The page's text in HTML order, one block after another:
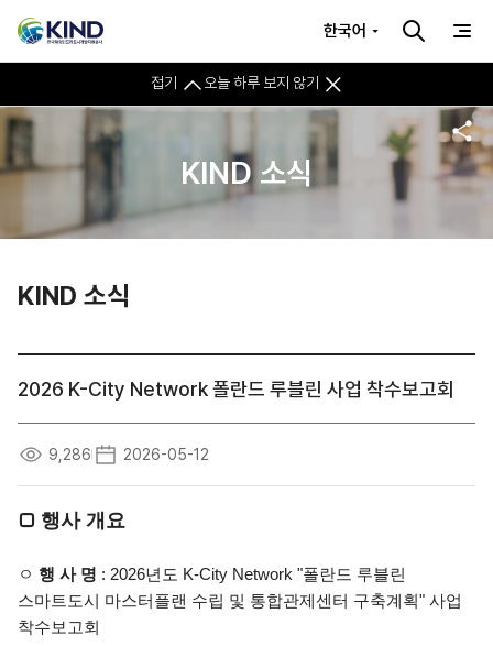
접기 오늘 하루 보지 않기
한국어
KIND 소식
KIND 소식
2026 K-City Network 폴란드 루블린 사업 착수보고회
9,286 2026-05-12
□ 행사 개요
ㅇ 행 사 명 : 2026년도 K-City Network "폴란드 루블린
스마트도시 마스터플랜 수립 및 통합관제센터 구축계획" 사업
착수보고회